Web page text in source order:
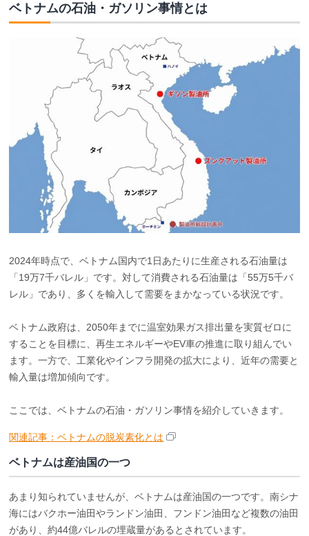
ベトナムの石油・ガソリン事情とは
2024年時点で、ベトナム国内で1日あたりに生産される石油量は
「19万7千バレル」です。対して消費される石油量は「55万5千バ
レル」であり、多くを輸入して需要をまかなっている状況です。
ベトナム政府は、2050年までに温室効果ガス排出量を実質ゼロに
することを目標に、再生エネルギーやEV車の推進に取り組んでい
ます。一方で、工業化やインフラ開発の拡大により、近年の需要と
輸入量は増加傾向です。
ここでは、ベトナムの石油・ガソリン事情を紹介していきます。
関連記事：ベトナムの脱炭素化とは
ベトナムは産油国の一つ
あまり知られていませんが、ベトナムは産油国の一つです。南シナ
海にはバクホー油田やランドン油田、フンドン油田など複数の油田
があり、約44億バレルの埋蔵量があるとされています。